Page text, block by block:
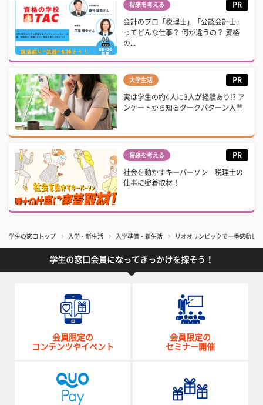
将来を考える PR
会計のプロ「税理士」「公認会計士」
ってどんな仕事？ 何が違うの？ 資格
の...
大学生活 PR
実は学生の約4人に3人が経験あり!? ア
ンケートから知るダークパターン入門
将来を考える PR
社会を動かすキーパーソン 税理士の
仕事に密着取材！
学生の窓口トップ 入学・新生活 入学準備・新生活 リオオリンピックで一番感動し
学生の窓口会員になってきっかけを探そう！
会員限定の
コンテンツやイベント
会員限定の
セミナー開催